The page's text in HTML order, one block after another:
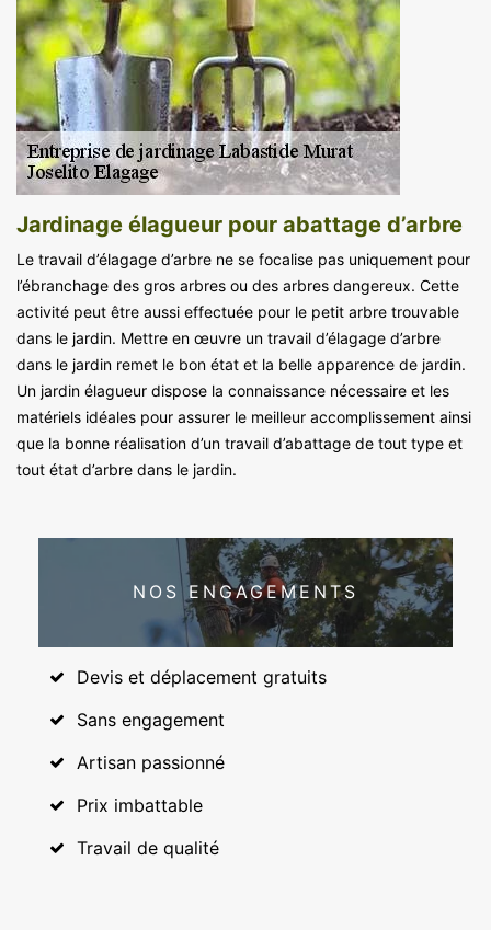
Jardinage élagueur pour abattage d’arbre
Le travail d’élagage d’arbre ne se focalise pas uniquement pour
l’ébranchage des gros arbres ou des arbres dangereux. Cette
activité peut être aussi effectuée pour le petit arbre trouvable
dans le jardin. Mettre en œuvre un travail d’élagage d’arbre
dans le jardin remet le bon état et la belle apparence de jardin.
Un jardin élagueur dispose la connaissance nécessaire et les
matériels idéales pour assurer le meilleur accomplissement ainsi
que la bonne réalisation d’un travail d’abattage de tout type et
tout état d’arbre dans le jardin.
NOS ENGAGEMENTS
Devis et déplacement gratuits
Sans engagement
Artisan passionné
Prix imbattable
Travail de qualité